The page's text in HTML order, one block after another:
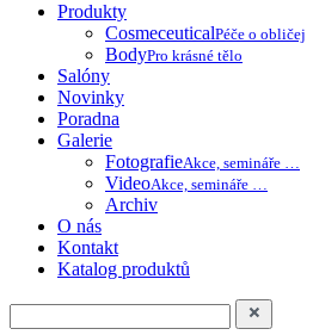
Produkty
CosmeceuticalPéče o obličej
BodyPro krásné tělo
Salóny
Novinky
Poradna
Galerie
FotografieAkce, semináře …
VideoAkce, semináře …
Archiv
O nás
Kontakt
Katalog produktů